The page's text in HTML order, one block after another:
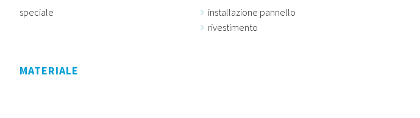
speciale
installazione pannello
rivestimento
MATERIALE